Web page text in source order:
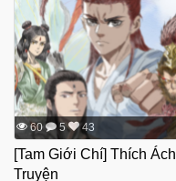
60 5 43
[Tam Giới Chí] Thích Ách
Truyện